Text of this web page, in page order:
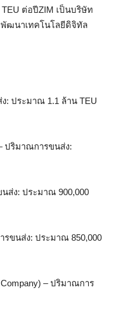
ต่อปีZIM เป็นบริษัท
พัฒนาเทคโนโลยีดิจิทัล
: ประมาณ 1.1 ล้าน TEU
ปริมาณการขนส่ง:
ส่ง: ประมาณ 900,000
รขนส่ง: ประมาณ 850,000
Company) – ปริมาณการ